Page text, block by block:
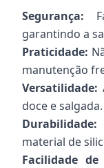
Segurança:
garantindo a
Praticidade:
manutenção
Versatilidade:
doce e salgada.
Durabilidade:
material de
Facilidade